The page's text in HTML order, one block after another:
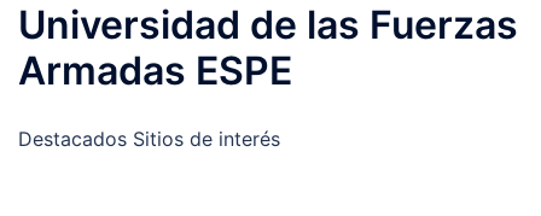
Universidad de las Fuerzas
Armadas ESPE
Destacados Sitios de interés